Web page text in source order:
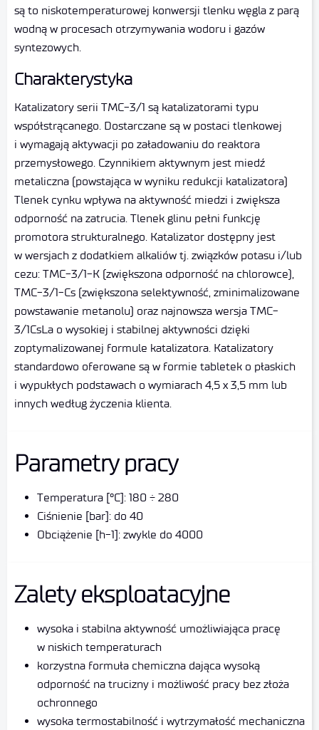
są to niskotemperaturowej konwersji tlenku węgla z parą
wodną w procesach otrzymywania wodoru i gazów
syntezowych.
Charakterystyka
Katalizatory serii TMC-3/1 są katalizatorami typu
współstrącanego. Dostarczane są w postaci tlenkowej
i wymagają aktywacji po załadowaniu do reaktora
przemysłowego. Czynnikiem aktywnym jest miedź
metaliczna (powstająca w wyniku redukcji katalizatora)
Tlenek cynku wpływa na aktywność miedzi i zwiększa
odporność na zatrucia. Tlenek glinu pełni funkcję
promotora strukturalnego. Katalizator dostępny jest
w wersjach z dodatkiem alkaliów tj. związków potasu i/lub
cezu: TMC-3/1-K (zwiększona odporność na chlorowce),
TMC-3/1-Cs (zwiększona selektywność, zminimalizowane
powstawanie metanolu) oraz najnowsza wersja TMC-
3/1CsLa o wysokiej i stabilnej aktywności dzięki
zoptymalizowanej formule katalizatora. Katalizatory
standardowo oferowane są w formie tabletek o płaskich
i wypukłych podstawach o wymiarach 4,5 x 3,5 mm lub
innych według życzenia klienta.
Parametry pracy
Temperatura [°C]: 180 ÷ 280
Ciśnienie [bar]: do 40
Obciążenie [h-1]: zwykle do 4000
Zalety eksploatacyjne
wysoka i stabilna aktywność umożliwiająca pracę
w niskich temperaturach
korzystna formuła chemiczna dająca wysoką
odporność na trucizny i możliwość pracy bez złoża
ochronnego
wysoka termostabilność i wytrzymałość mechaniczna